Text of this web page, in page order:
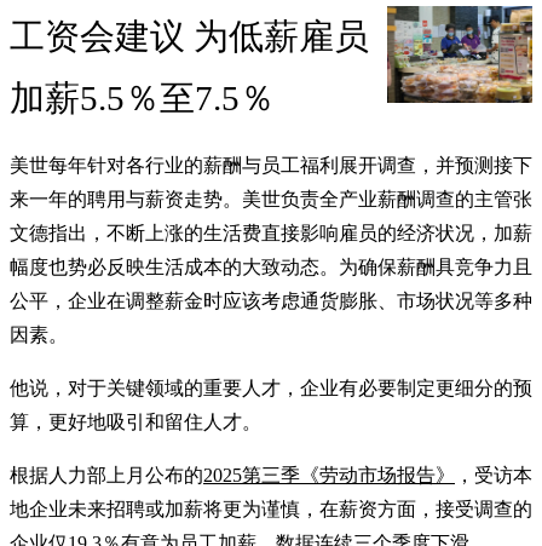
工资会建议 为低薪雇员
加薪5.5％至7.5％
美世每年针对各行业的薪酬与员工福利展开调查，并预测接下
来一年的聘用与薪资走势。美世负责全产业薪酬调查的主管张
文德指出，不断上涨的生活费直接影响雇员的经济状况，加薪
幅度也势必反映生活成本的大致动态。为确保薪酬具竞争力且
公平，企业在调整薪金时应该考虑通货膨胀、市场状况等多种
因素。
他说，对于关键领域的重要人才，企业有必要制定更细分的预
算，更好地吸引和留住人才。
根据人力部上月公布的2025第三季《劳动市场报告》
，受访本
地企业未来招聘或加薪将更为谨慎，在薪资方面，接受调查的